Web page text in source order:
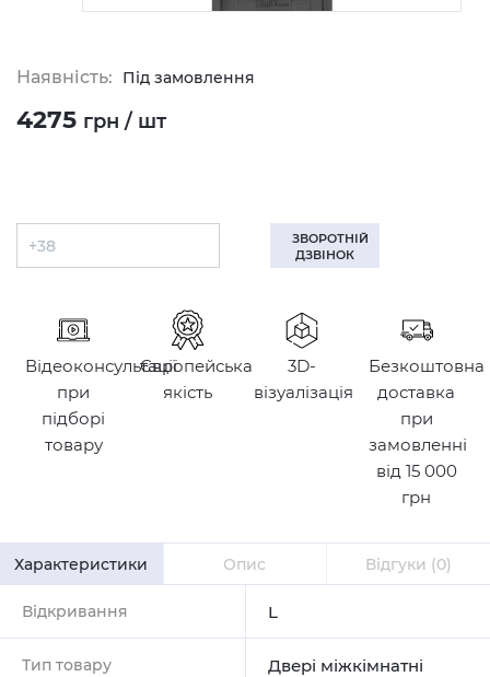
Наявність: Під замовлення
4275 грн / шт
ЗВОРОТНІЙ
ДЗВІНОК
Відеоконсультації
при
підборі
товару
Європейська
якість
3D-
візуалізація
Безкоштовна
доставка
при
замовленні
від 15 000
грн
Характеристики Опис Відгуки (0)
Відкривання L
Тип товару Двері міжкімнатні